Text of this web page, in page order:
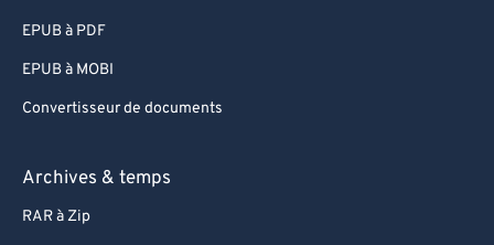
EPUB à PDF
EPUB à MOBI
Convertisseur de documents
Archives & temps
RAR à Zip